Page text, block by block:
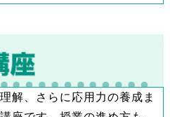
解、さらに応用力の養成ま